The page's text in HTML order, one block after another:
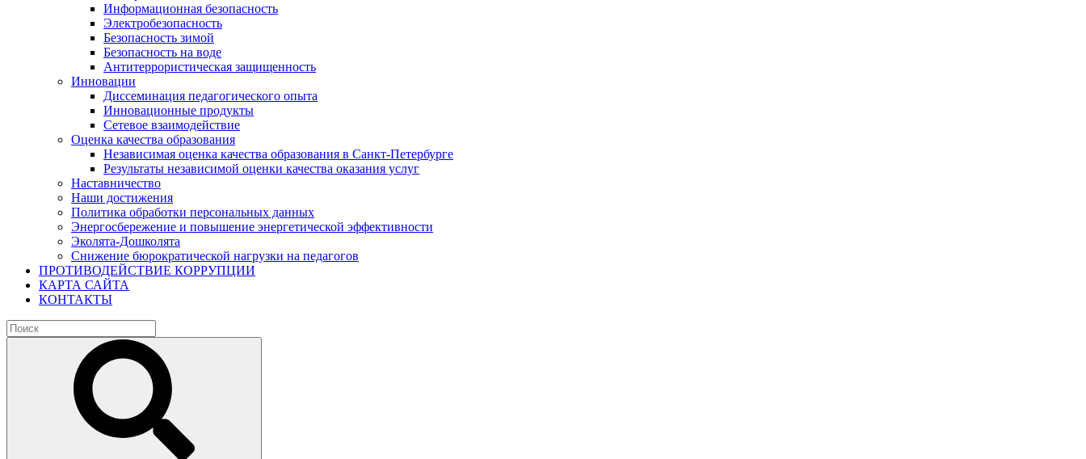
Информационная безопасность
Электробезопасность
Безопасность зимой
Безопасность на воде
Антитеррористическая защищенность
Инновации
Диссеминация педагогического опыта
Инновационные продукты
Сетевое взаимодействие
Оценка качества образования
Независимая оценка качества образования в Санкт-Петербурге
Результаты независимой оценки качества оказания услуг
Наставничество
Наши достижения
Политика обработки персональных данных
Энергосбережение и повышение энергетической эффективности
Эколята-Дошколята
Снижение бюрократической нагрузки на педагогов
ПРОТИВОДЕЙСТВИЕ КОРРУПЦИИ
КАРТА САЙТА
КОНТАКТЫ